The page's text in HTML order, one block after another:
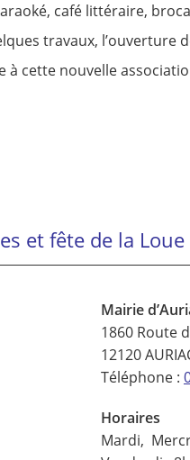
café littéraire,
travaux, l’ouverture
à cette nouvelle
et fête de la
Mairie
1860 Route
12120
Téléphone :
Horaires
Mardi,